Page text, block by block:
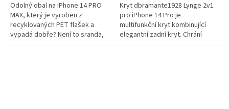
Odolný obal na iPhone 14 PRO
MAX, který je vyroben z
recyklovaných PET flašek a
vypadá dobře? Není to sranda,
dánská značka dbramante1928
Kryt dbramante1928 Lynge 2v1
pro iPhone 14 Pro je
multifunkční kryt kombinující
elegantní zadní kryt. Chrání
iPhone před poškozením a